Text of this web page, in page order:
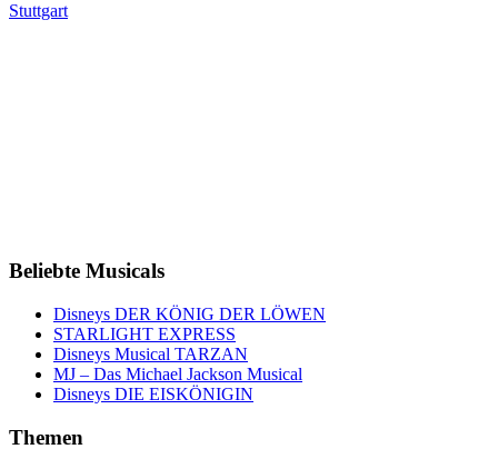
Stuttgart
Beliebte Musicals
Disneys DER KÖNIG DER LÖWEN
STARLIGHT EXPRESS
Disneys Musical TARZAN
MJ – Das Michael Jackson Musical
Disneys DIE EISKÖNIGIN
Themen